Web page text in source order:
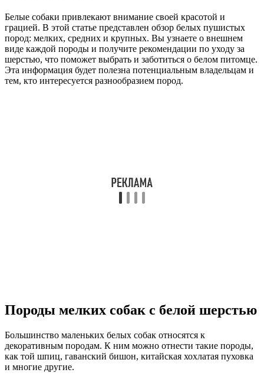
Белые собаки привлекают внимание своей красотой и
грацией. В этой статье представлен обзор белых пушистых
пород: мелких, средних и крупных. Вы узнаете о внешнем
виде каждой породы и получите рекомендации по уходу за
шерстью, что поможет выбрать и заботиться о белом питомце.
Эта информация будет полезна потенциальным владельцам и
тем, кто интересуется разнообразием пород.
Породы мелких собак с белой шерстью
Большинство маленьких белых собак относятся к
декоративным породам. К ним можно отнести такие породы,
как той шпиц, гаванский бишон, китайская хохлатая пуховка
и многие другие.